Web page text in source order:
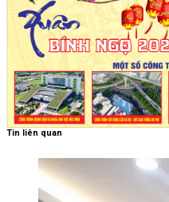
Tin liên quan